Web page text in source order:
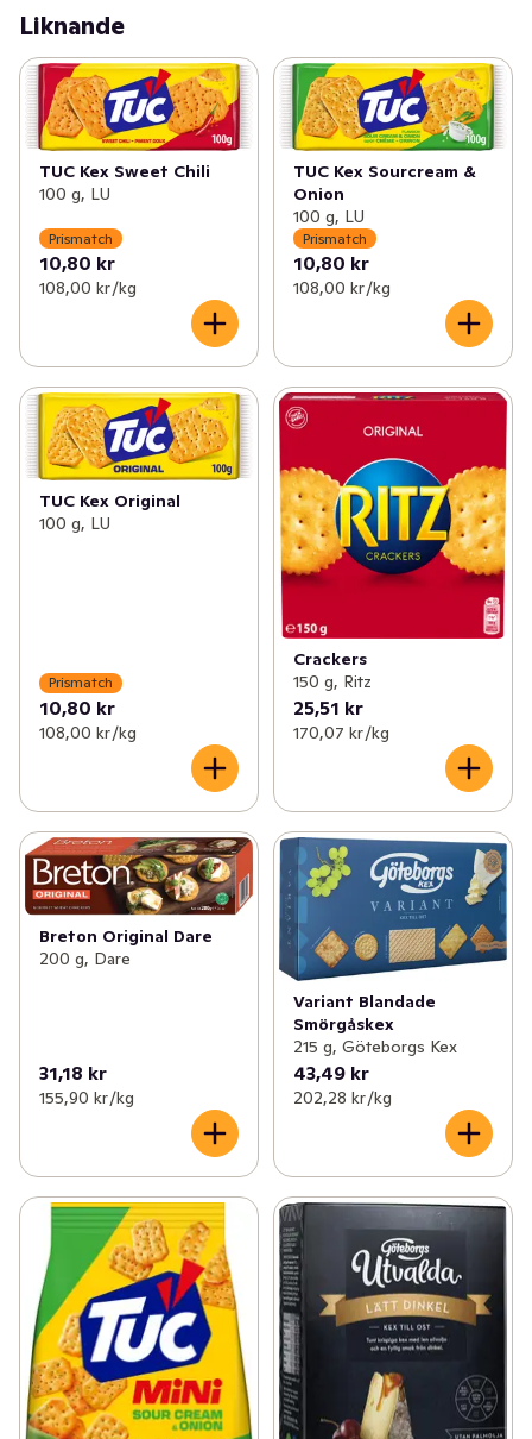
Liknande
TUC Kex Sweet Chili
100 g, LU
Prismatch
10,80 kr
108,00 kr /kg
TUC Kex Sourcream &
Onion
100 g, LU
Prismatch
10,80 kr
108,00 kr /kg
TUC Kex Original
100 g, LU
Prismatch
10,80 kr
108,00 kr /kg
Crackers
150 g, Ritz
25,51 kr
170,07 kr /kg
Breton Original Dare
200 g, Dare
31,18 kr
155,90 kr /kg
Variant Blandade
Smörgåskex
215 g, Göteborgs Kex
43,49 kr
202,28 kr /kg